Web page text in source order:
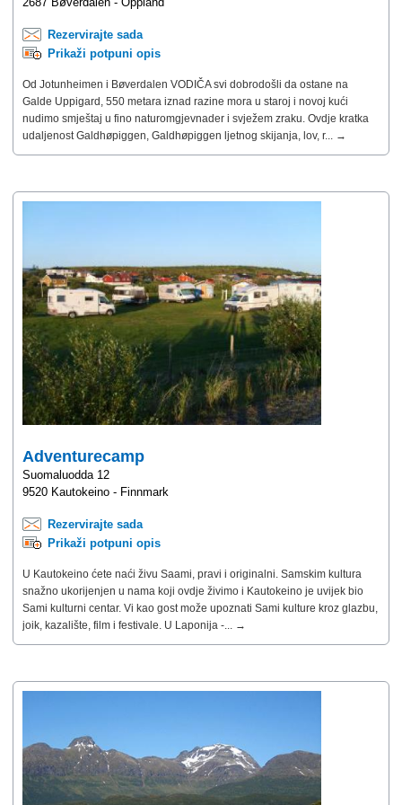
Rezervirajte sada
Prikaži potpuni opis
Od Jotunheimen i Bøverdalen VODIČA svi dobrodošli da ostane na
Galde Uppigard, 550 metara iznad razine mora u staroj i novoj kući
nudimo smještaj u fino naturomgjevnader i svježem zraku. Ovdje kratka
udaljenost Galdhøpiggen, Galdhøpiggen ljetnog skijanja, lov, r... →
Adventurecamp
Suomaluodda 12
9520 Kautokeino - Finnmark
Rezervirajte sada
Prikaži potpuni opis
U Kautokeino ćete naći živu Saami, pravi i originalni. Samskim kultura
snažno ukorijenjen u nama koji ovdje živimo i Kautokeino je uvijek bio
Sami kulturni centar. Vi kao gost može upoznati Sami kulture kroz glazbu,
joik, kazalište, film i festivale. U Laponija -... →